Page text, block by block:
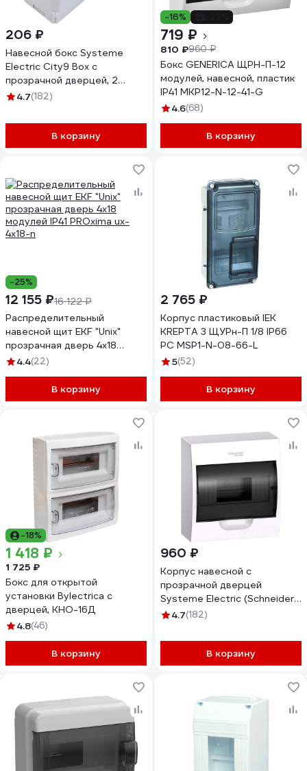
206 ₽
Навесной бокс Systeme
Electric City9 Box с
прозрачной дверцей, 2
модуля EZ9EAB102
4.7(182)
В корзину
-16%
719 ₽
810 ₽960 ₽
Бокс GENERICA ЩРН-П-12
модулей, навесной, пластик
IP41 MKP12-N-12-41-G
4.6(68)
В корзину
-25%
12 155 ₽16 122 ₽
Распределительный
навесной щит EKF "Unix"
прозрачная дверь 4х18
модулей IP41 PROxima ux-
4.4(22)
В корзину
2 765 ₽
Корпус пластиковый IEK
KREPTA 3 ЩУРн-П 1/8 IP66
PC MSP1-N-08-66-L
5(52)
В корзину
-18%
1 418 ₽
1 725 ₽
Бокс для открытой
установки Bylectrica с
дверцей, КНО-16Д
4.8(46)
В корзину
960 ₽
Корпус навесной с
прозрачной дверцей
Systeme Electric (Schneider
Electric) City9 Box
EZ9E108S2SRU
4.7(182)
В корзину